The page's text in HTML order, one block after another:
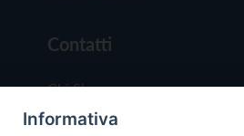
Contatti
Chi Siamo
Redazione
Informativa